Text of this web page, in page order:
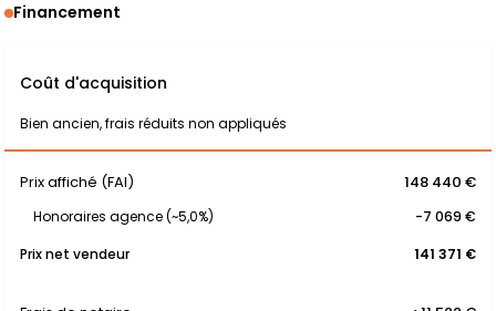
Financement
Coût d'acquisition
Bien ancien, frais réduits non appliqués
Prix affiché (FAI) 148 440 €
Honoraires agence (~5,0%)
-7 069 €
Prix net vendeur
141 371 €